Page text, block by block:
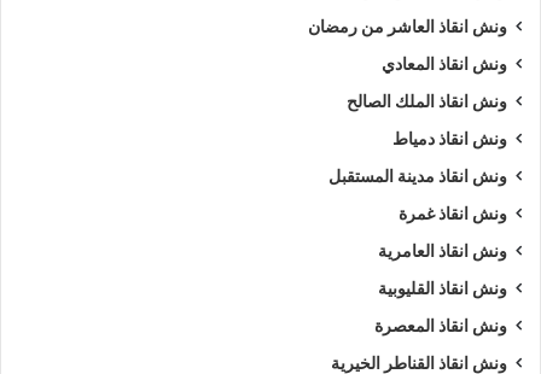
ونش انقاذ العاشر من رمضان
ونش انقاذ المعادي
ونش انقاذ الملك الصالح
ونش انقاذ دمياط
ونش انقاذ مدينة المستقبل
ونش انقاذ غمرة
ونش انقاذ العامرية
ونش انقاذ القليوبية
ونش انقاذ المعصرة
ونش انقاذ القناطر الخيرية